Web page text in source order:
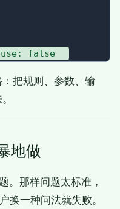
把规则、参数、输
地做
。那样问题太标准，
换一种问法就失败。